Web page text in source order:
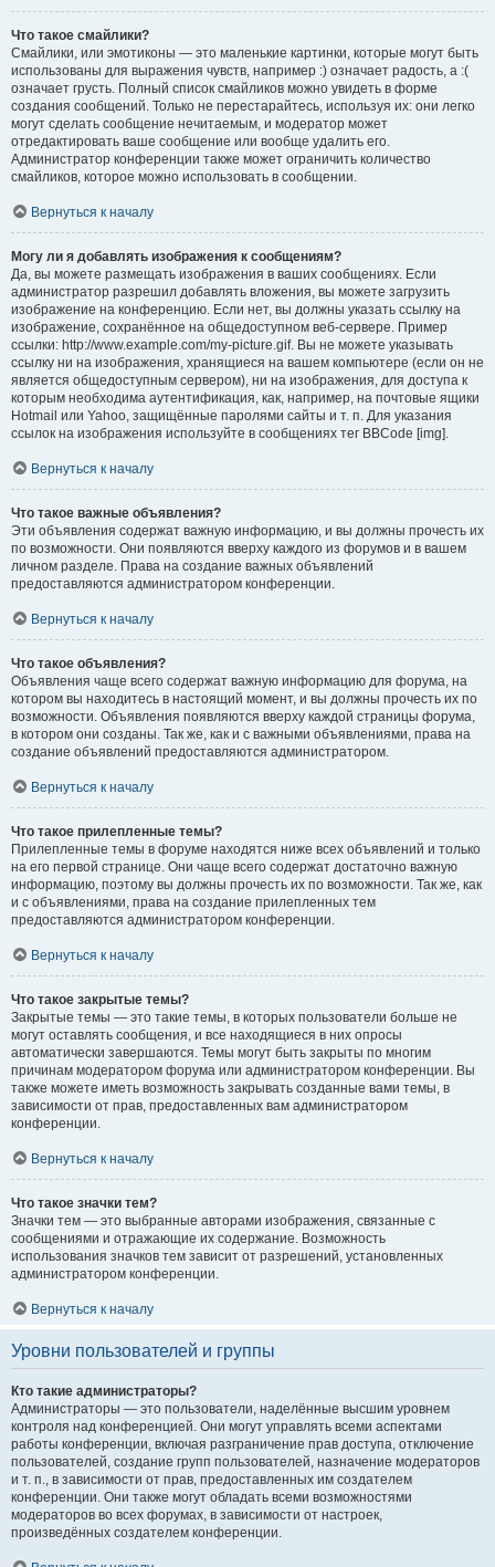
Что такое смайлики?
Смайлики, или эмотиконы — это маленькие картинки, которые могут быть
использованы для выражения чувств, например :) означает радость, а :(
означает грусть. Полный список смайликов можно увидеть в форме
создания сообщений. Только не перестарайтесь, используя их: они легко
могут сделать сообщение нечитаемым, и модератор может
отредактировать ваше сообщение или вообще удалить его.
Администратор конференции также может ограничить количество
смайликов, которое можно использовать в сообщении.
Вернуться к началу
Могу ли я добавлять изображения к сообщениям?
Да, вы можете размещать изображения в ваших сообщениях. Если
администратор разрешил добавлять вложения, вы можете загрузить
изображение на конференцию. Если нет, вы должны указать ссылку на
изображение, сохранённое на общедоступном веб-сервере. Пример
ссылки: http://www.example.com/my-picture.gif. Вы не можете указывать
ссылку ни на изображения, хранящиеся на вашем компьютере (если он не
является общедоступным сервером), ни на изображения, для доступа к
которым необходима аутентификация, как, например, на почтовые ящики
Hotmail или Yahoo, защищённые паролями сайты и т. п. Для указания
ссылок на изображения используйте в сообщениях тег BBCode [img].
Вернуться к началу
Что такое важные объявления?
Эти объявления содержат важную информацию, и вы должны прочесть их
по возможности. Они появляются вверху каждого из форумов и в вашем
личном разделе. Права на создание важных объявлений
предоставляются администратором конференции.
Вернуться к началу
Что такое объявления?
Объявления чаще всего содержат важную информацию для форума, на
котором вы находитесь в настоящий момент, и вы должны прочесть их по
возможности. Объявления появляются вверху каждой страницы форума,
в котором они созданы. Так же, как и с важными объявлениями, права на
создание объявлений предоставляются администратором.
Вернуться к началу
Что такое прилепленные темы?
Прилепленные темы в форуме находятся ниже всех объявлений и только
на его первой странице. Они чаще всего содержат достаточно важную
информацию, поэтому вы должны прочесть их по возможности. Так же, как
и с объявлениями, права на создание прилепленных тем
предоставляются администратором конференции.
Вернуться к началу
Что такое закрытые темы?
Закрытые темы — это такие темы, в которых пользователи больше не
могут оставлять сообщения, и все находящиеся в них опросы
автоматически завершаются. Темы могут быть закрыты по многим
причинам модератором форума или администратором конференции. Вы
также можете иметь возможность закрывать созданные вами темы, в
зависимости от прав, предоставленных вам администратором
конференции.
Вернуться к началу
Что такое значки тем?
Значки тем — это выбранные авторами изображения, связанные с
сообщениями и отражающие их содержание. Возможность
использования значков тем зависит от разрешений, установленных
администратором конференции.
Вернуться к началу
Уровни пользователей и группы
Кто такие администраторы?
Администраторы — это пользователи, наделённые высшим уровнем
контроля над конференцией. Они могут управлять всеми аспектами
работы конференции, включая разграничение прав доступа, отключение
пользователей, создание групп пользователей, назначение модераторов
и т. п., в зависимости от прав, предоставленных им создателем
конференции. Они также могут обладать всеми возможностями
модераторов во всех форумах, в зависимости от настроек,
произведённых создателем конференции.